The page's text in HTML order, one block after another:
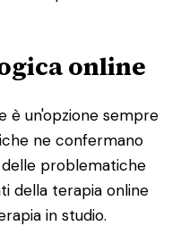
online
è un'opzione sempre
ne confermano
problematiche
della terapia online
in studio.